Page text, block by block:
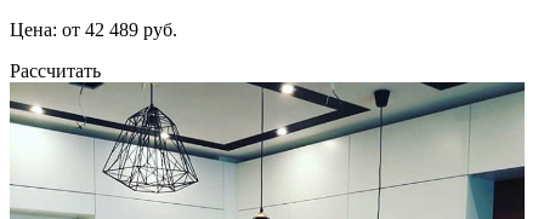
Цена: от 42 489 руб.
Рассчитать